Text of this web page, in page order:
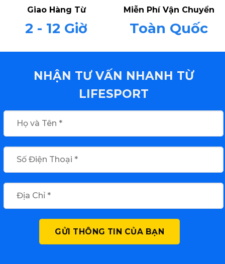
Giao Hàng Từ
2 - 12 Giờ
Miễn Phí Vận Chuyển
Toàn Quốc
NHẬN TƯ VẤN NHANH TỪ
LIFESPORT